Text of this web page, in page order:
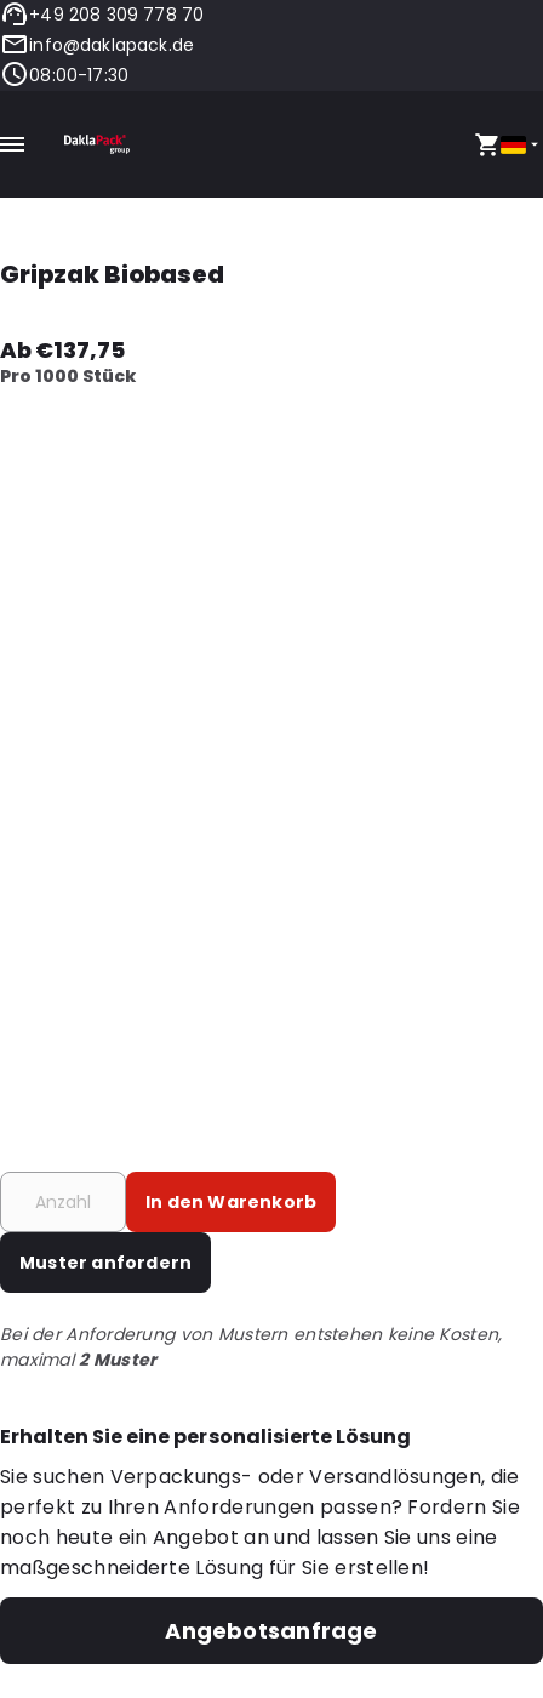
+49 208 309 778 70
info@daklapack.de
08:00-17:30
Gripzak Biobased
Ab €137,75
Pro 1000 Stück
In den Warenkorb
Muster anfordern
Bei der Anforderung von Mustern entstehen keine Kosten,
maximal2 Muster
Erhalten Sie eine personalisierte Lösung
Sie suchen Verpackungs- oder Versandlösungen, die
perfekt zu Ihren Anforderungen passen? Fordern Sie
noch heute ein Angebot an und lassen Sie uns eine
maßgeschneiderte Lösung für Sie erstellen!
Angebotsanfrage